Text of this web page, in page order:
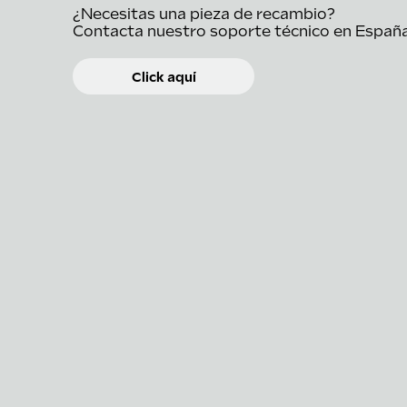
¿Necesitas una pieza de recambio?
Contacta nuestro soporte técnico en
Click aquí